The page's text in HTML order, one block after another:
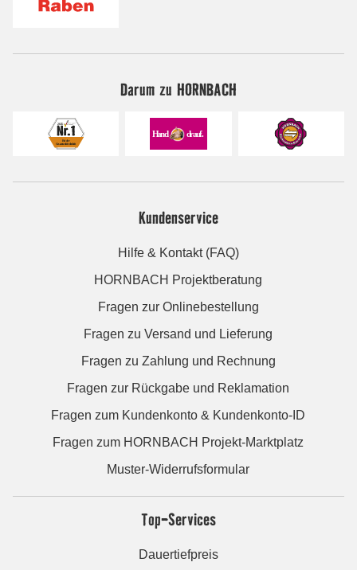
Darum zu HORNBACH
Kundenservice
Hilfe & Kontakt (FAQ)
HORNBACH Projektberatung
Fragen zur Onlinebestellung
Fragen zu Versand und Lieferung
Fragen zu Zahlung und Rechnung
Fragen zur Rückgabe und Reklamation
Fragen zum Kundenkonto & Kundenkonto-ID
Fragen zum HORNBACH Projekt-Marktplatz
Muster-Widerrufsformular
Top-Services
Dauertiefpreis